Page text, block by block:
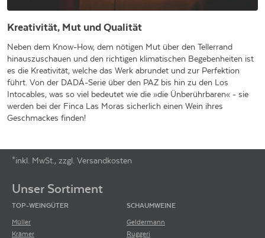
Kreativität, Mut und Qualität
Neben dem Know-How, dem nötigen Mut über den Tellerrand
hinauszuschauen und den richtigen klimatischen Begebenheiten ist
es die Kreativität, welche das Werk abrundet und zur Perfektion
führt. Von der DADÁ-Serie über den PAZ bis hin zu den Los
Intocables, was so viel bedeutet wie die »die Ünberührbaren« - sie
werden bei der Finca Las Moras sicherlich einen Wein ihres
Geschmackes finden!
*inkl. MwSt., zzgl. Versandkosten
Unser Sortiment
TOP-WEINGÜTER
Müller
Krämer
SCHAUMWEINE
Geldermann
Ruggeri